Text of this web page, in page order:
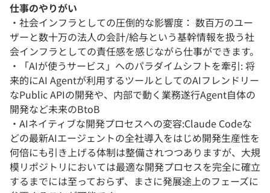
仕事のやりがい
・社会インフラとしての圧倒的な影響度： 数百万のユー
ザーと数十万の法人の会計/給与という基幹情報を扱う社
会インフラとしての責任感を感じながら仕事ができます。
・「AIが使うサービス」へのパラダイムシフトを牽引: 将
来的にAI Agentが利用するツールとしてのAIフレンドリー
なPublic APIの開発や、内部で動く業務遂行Agent自体の
開発など未来のBtoB
・AIネイティブな開発プロセスへの変容:Claude Codeな
どの最新AIエージェントの全社導入をはじめ開発生産性を
何倍にも引き上げる体制は整備されつつありますが、大規
模リポジトリにおいては最適な開発プロセスを完全に確立
するまでには至っておらず、まさに発展途上のフェーズに